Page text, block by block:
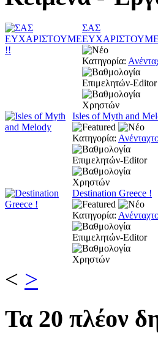
ΣΑΣ
Κατηγορία:
Isles of Myth and
Κατηγορία:
Destination Greece !
Κατηγορία:
< >
Τα 20 πλέον